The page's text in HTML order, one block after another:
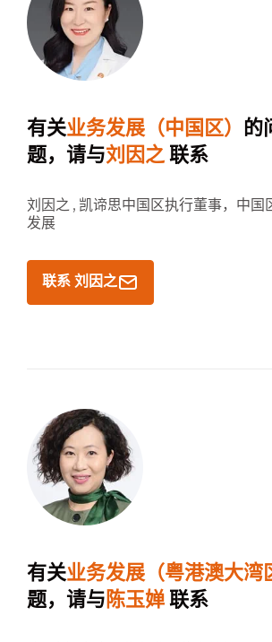
有关业务发展（中国区）
的
题，请与刘因之 联系
刘因之 , 凯谛思中国区执行董事，中国
发展
联系 刘因之
有关业务发展（粤港澳大湾
题，请与 陈玉婵 联系